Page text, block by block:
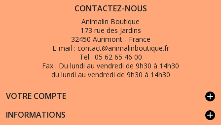
CONTACTEZ-NOUS
Animalin Boutique
173 rue des Jardins
32450 Aurimont - France
E-mail : contact@animalinboutique.fr
Tel : 05 62 65 46 00
Fax : Du lundi au vendredi de 9h30 à 14h30
du lundi au vendredi de 9h30 à 14h30
VOTRE COMPTE add
INFORMATIONS add